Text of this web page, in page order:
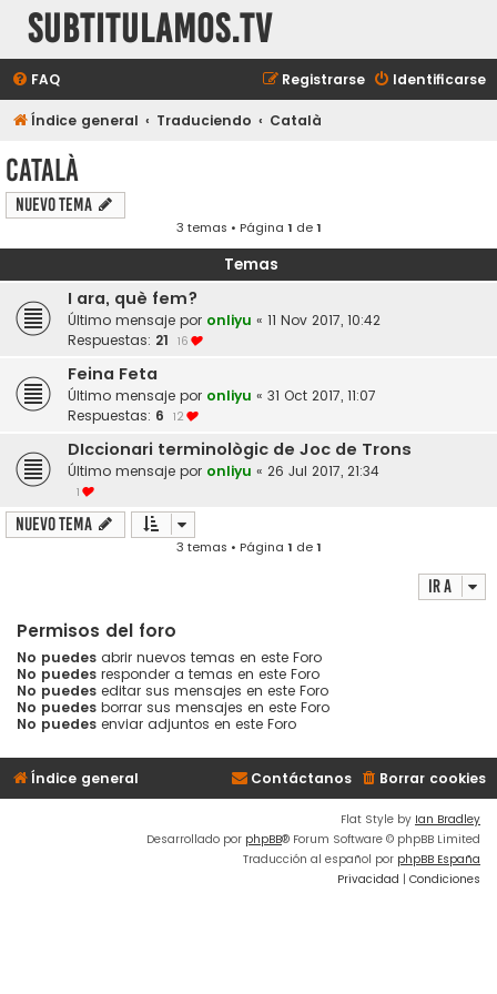
subtitulamos.tv
FAQ Identificarse
Registrarse
Índice general Traduciendo Català
Català
Nuevo Tema
3 temas • Página 1 de1
Temas
I ara, què fem?
Último mensaje por onliyu « 11 Nov 2017, 10:42
Respuestas: 21 16
Feina Feta
Último mensaje por onliyu « 31 Oct 2017, 11:07
Respuestas: 6 12
DIccionari terminològic de Joc de Trons
Último mensaje por onliyu « 26 Jul 2017, 21:34
1
Nuevo Tema
3 temas • Página 1 de1
Ir a
Permisos del foro
No puedes abrir nuevos temas en este Foro
No puedes responder a temas en este Foro
No puedes editar sus mensajes en este Foro
No puedes borrar sus mensajes en este Foro
No puedes enviar adjuntos en este Foro
Índice general Borrar cookies
Contáctanos
Flat Style by Ian Bradley
Desarrollado por phpBB® Forum Software © phpBB Limited
Traducción al español por phpBB España
Privacidad | Condiciones